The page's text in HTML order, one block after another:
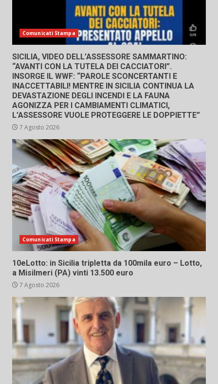
Comunicati Stampa
SICILIA, VIDEO DELL’ASSESSORE SAMMARTINO:
“AVANTI CON LA TUTELA DEI CACCIATORI”.
INSORGE IL WWF: “PAROLE SCONCERTANTI E
INACCETTABILI! MENTRE IN SICILIA CONTINUA LA
DEVASTAZIONE DEGLI INCENDI E LA FAUNA
AGONIZZA PER I CAMBIAMENTI CLIMATICI,
L’ASSESSORE VUOLE PROTEGGERE LE DOPPIETTE”
7 Agosto 2026
Comunicati Stampa
10eLotto: in Sicilia tripletta da 100mila euro – Lotto,
a Misilmeri (PA) vinti 13.500 euro
7 Agosto 2026